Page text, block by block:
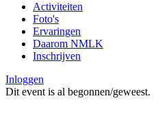
Activiteiten
Foto's
Ervaringen
Daarom NMLK
Inschrijven
Inloggen
Dit event is al begonnen/geweest.